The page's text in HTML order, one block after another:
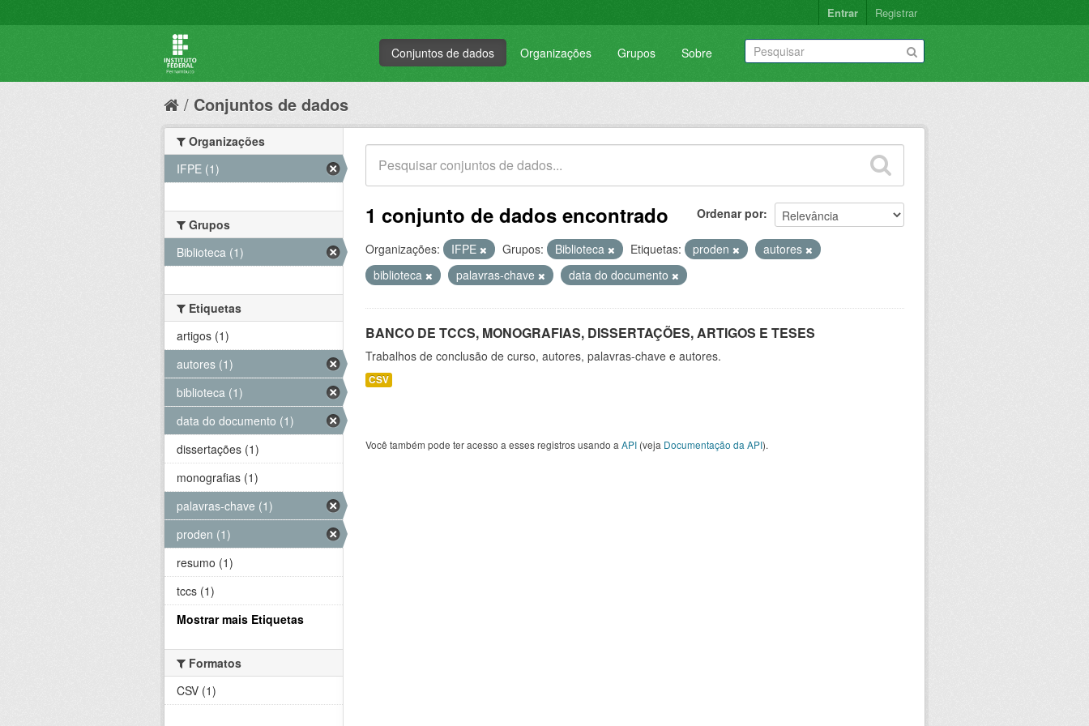
Entrar Registrar
Conjuntos de dados Organizações Grupos Sobre
Conjuntos de dados
Ordenar por
1 conjunto de dados encontrado
Organizações: IFPE Grupos: Biblioteca Etiquetas: proden
autores
biblioteca
palavras-chave data do documento
BANCO DE TCCS, MONOGRAFIAS, DISSERTAÇÕES, ARTIGOS E TESES
Trabalhos de conclusão de curso, autores, palavras-chave e autores.
CSV
Você também pode ter acesso a esses registros usando a API (veja Documentação da API).
Organizações
IFPE (1)
Grupos
Biblioteca (1)
Etiquetas
artigos (1)
autores (1)
biblioteca (1)
data do documento (1)
dissertações (1)
monografias (1)
palavras-chave (1)
proden (1)
resumo (1)
tccs (1)
Mostrar mais Etiquetas
Formatos
CSV (1)